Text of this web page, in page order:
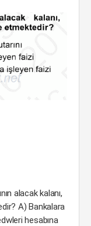
alacak kalanı,
A) Bankalara
hesabına